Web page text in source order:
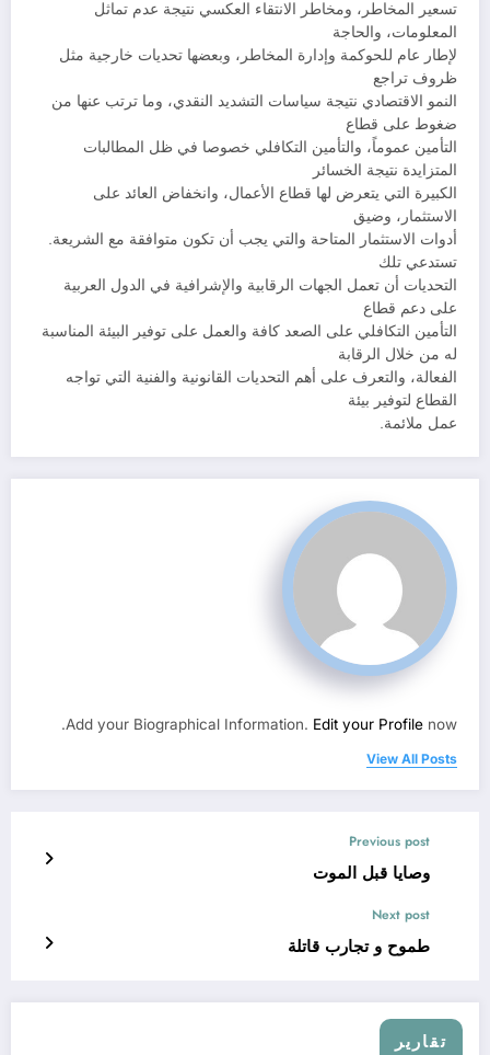
تسعير المخاطر، ومخاطر الانتقاء العكسي نتيجة عدم تماثل
المعلومات، والحاجة
لإطار عام للحوكمة وإدارة المخاطر، وبعضها تحديات خارجية مثل
ظروف تراجع
النمو الاقتصادي نتيجة سياسات التشديد النقدي، وما ترتب عنها من
ضغوط على قطاع
التأمين عموماً، والتأمين التكافلي خصوصا في ظل المطالبات
المتزايدة نتيجة الخسائر
الكبيرة التي يتعرض لها قطاع الأعمال، وانخفاض العائد على
الاستثمار، وضيق
أدوات الاستثمار المتاحة والتي يجب أن تكون متوافقة مع الشريعة.
تستدعي تلك
التحديات أن تعمل الجهات الرقابية والإشرافية في الدول العربية
على دعم قطاع
التأمين التكافلي على الصعد كافة والعمل على توفير البيئة المناسبة
له من خلال الرقابة
الفعالة، والتعرف على أهم التحديات القانونية والفنية التي تواجه
القطاع لتوفير بيئة
عمل ملائمة.
Add your Biographical Information. Edit your Profile now.
View All Posts
Previous post
وصايا قبل الموت
Next post
طموح و تجارب قاتلة
تقارير